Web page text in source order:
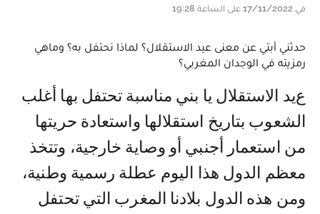
في 17/11/2022 على الساعة 19:28
حدثني أبتي عن معنى عيد الاستقلال؟ لماذا نحتفل به؟ وماهي
رمزيته في الوجدان المغربي؟
عيد الاستقلال يا بني مناسبة تحتفل بها أغلب
الشعوب بتاريخ استقلالها واستعادة حريتها
من استعمار أجنبي أو وصاية خارجية، وتتخذ
معظم الدول هذا اليوم عطلة رسمية وطنية،
ومن هذه الدول بلادنا المغرب التي تحتفل